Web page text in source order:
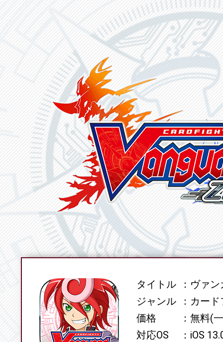
SPECタイトル
ヴァン
ジャンル
カード
価格
無料(
対応OS
iOS